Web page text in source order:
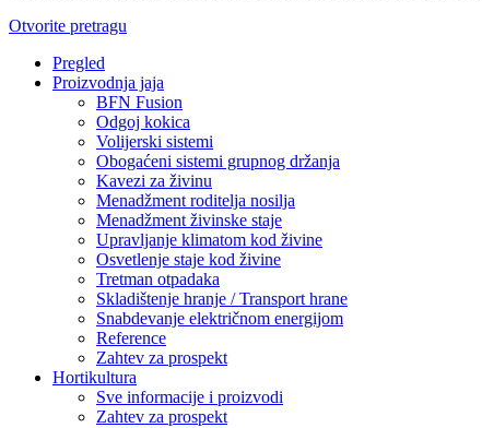
Otvorite pretragu
Pregled
Proizvodnja jaja
BFN Fusion
Odgoj kokica
Volijerski sistemi
Obogaćeni sistemi grupnog držanja
Kavezi za živinu
Menadžment roditelja nosilja
Menadžment živinske staje
Upravljanje klimatom kod živine
Osvetlenje staje kod živine
Tretman otpadaka
Skladištenje hranje / Transport hrane
Snabdevanje električnom energijom
Reference
Zahtev za prospekt
Hortikultura
Sve informacije i proizvodi
Zahtev za prospekt